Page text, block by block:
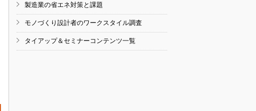
製造業の省エネ対策と課題
モノづくり設計者のワークスタイル調査
タイアップ＆セミナーコンテンツ一覧